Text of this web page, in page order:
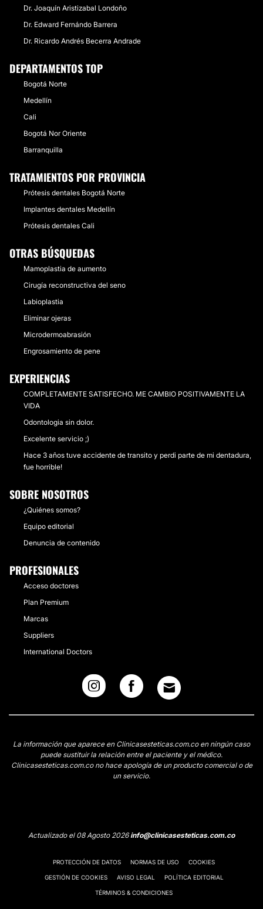
Dr. Joaquín Aristizabal Londoño
Dr. Edward Fernándo Barrera
Dr. Ricardo Andrés Becerra Andrade
DEPARTAMENTOS TOP
Bogotá Norte
Medellín
Cali
Bogotá Nor Oriente
Barranquilla
TRATAMIENTOS POR PROVINCIA
Prótesis dentales Bogotá Norte
Implantes dentales Medellín
Prótesis dentales Cali
OTRAS BÚSQUEDAS
Mamoplastia de aumento
Cirugía reconstructiva del seno
Labioplastia
Eliminar ojeras
Microdermoabrasión
Engrosamiento de pene
EXPERIENCIAS
COMPLETAMENTE SATISFECHO. ME CAMBIO POSITIVAMENTE LA
VIDA
Odontologia sin dolor.
Excelente servicio ;)
Hace 3 años tuve accidente de transito y perdi parte de mi dentadura,
fue horrible!
SOBRE NOSOTROS
¿Quiénes somos?
Equipo editorial
Denuncia de contenido
PROFESIONALES
Acceso doctores
Plan Premium
Marcas
Suppliers
International Doctors
La información que aparece en Clinicasesteticas.com.co en ningún caso
puede sustituir la relación entre el paciente y el médico.
Clinicasesteticas.com.co no hace apología de un producto comercial o de
un servicio.
Actualizado el 08 Agosto 2026info@clinicasesteticas.com.co
PROTECCIÓN DE DATOS NORMAS DE USO COOKIES
GESTIÓN DE COOKIES AVISO LEGAL POLÍTICA EDITORIAL
TÉRMINOS & CONDICIONES